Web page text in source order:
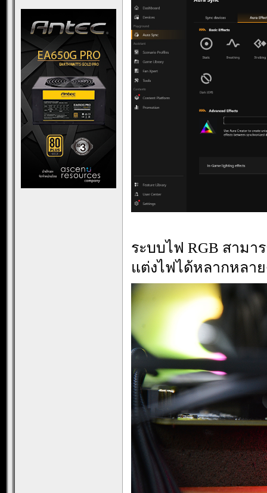
ระบบไฟ RGB สามา
แต่งไฟได้หลากหลา